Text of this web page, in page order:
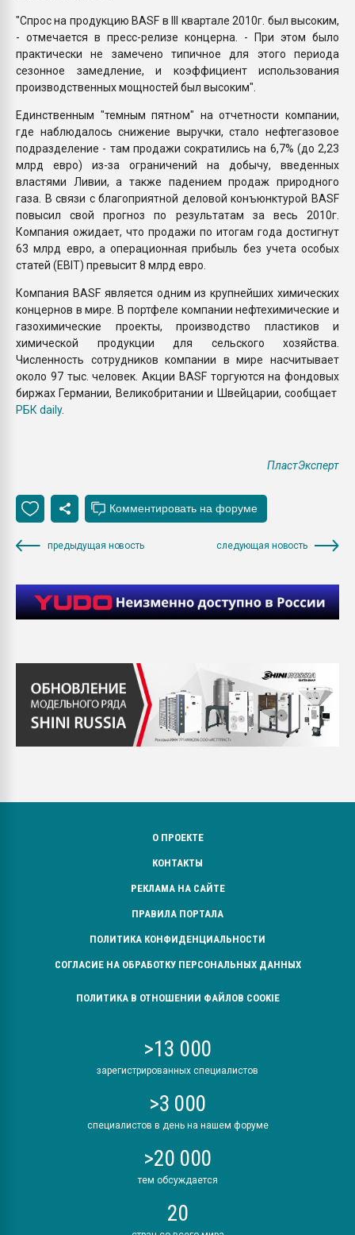
"Спрос на продукцию BASF в III квартале 2010г. был высоким,
- отмечается в пресс-релизе концерна. - При этом было
практически не замечено типичное для этого периода
сезонное замедление, и коэффициент использования
производственных мощностей был высоким".
Единственным "темным пятном" на отчетности компании,
где наблюдалось снижение выручки, стало нефтегазовое
подразделение - там продажи сократились на 6,7% (до 2,23
млрд евро) из-за ограничений на добычу, введенных
властями Ливии, а также падением продаж природного
газа. В связи с благоприятной деловой конъюнктурой BASF
повысил свой прогноз по результатам за весь 2010г.
Компания ожидает, что продажи по итогам года достигнут
63 млрд евро, а операционная прибыль без учета особых
статей (EBIT) превысит 8 млрд евро.
Компания BASF является одним из крупнейших химических
концернов в мире. В портфеле компании нефтехимические и
газохимические проекты, производство пластиков и
химической продукции для сельского хозяйства.
Численность сотрудников компании в мире насчитывает
около 97 тыс. человек. Акции BASF торгуются на фондовых
биржах Германии, Великобритании и Швейцарии, сообщает
РБК daily.
ПластЭксперт
предыдущая новость следующая новость
О ПРОЕКТЕ
КОНТАКТЫ
РЕКЛАМА НА САЙТЕ
ПРАВИЛА ПОРТАЛА
ПОЛИТИКА КОНФИДЕНЦИАЛЬНОСТИ
СОГЛАСИЕ НА ОБРАБОТКУ ПЕРСОНАЛЬНЫХ ДАННЫХ
ПОЛИТИКА В ОТНОШЕНИИ ФАЙЛОВ COOKIE
>13 000
зарегистрированных специалистов
>3 000
специалистов в день на нашем форуме
>20 000
тем обсуждается
20